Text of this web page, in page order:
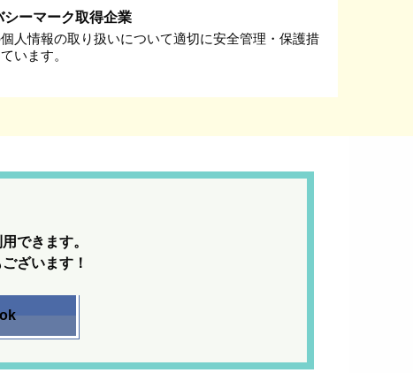
シーマーク取得企業
人情報の取り扱いについて適切に安全管理・保護措
います。
できます。
ざいます！